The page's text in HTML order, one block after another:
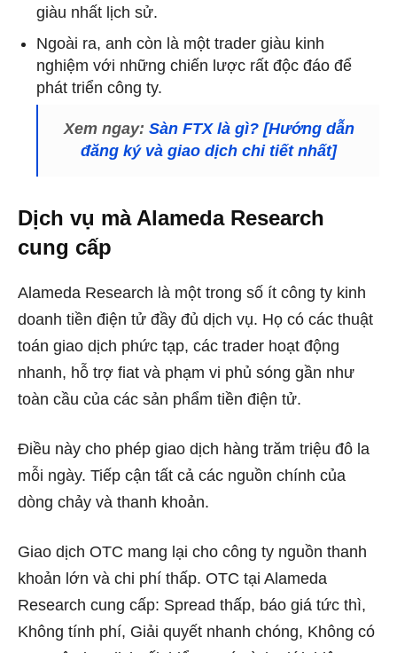
giàu nhất lịch sử.
Ngoài ra, anh còn là một trader giàu kinh
nghiệm với những chiến lược rất độc đáo để
phát triển công ty.
Xem ngay: Sàn FTX là gì? [Hướng dẫn
đăng ký và giao dịch chi tiết nhất]
Dịch vụ mà Alameda Research
cung cấp
Alameda Research là một trong số ít công ty kinh
doanh tiền điện tử đầy đủ dịch vụ. Họ có các thuật
toán giao dịch phức tạp, các trader hoạt động
nhanh, hỗ trợ fiat và phạm vi phủ sóng gần như
toàn cầu của các sản phẩm tiền điện tử.
Điều này cho phép giao dịch hàng trăm triệu đô la
mỗi ngày. Tiếp cận tất cả các nguồn chính của
dòng chảy và thanh khoản.
Giao dịch OTC mang lại cho công ty nguồn thanh
khoản lớn và chi phí thấp. OTC tại Alameda
Research cung cấp: Spread thấp, báo giá tức thì,
Không tính phí, Giải quyết nhanh chóng, Không có